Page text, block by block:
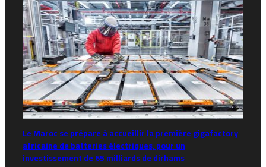
Le Maroc se prépare à accueillir la première gigafactory
africaine de batteries électriques, pour un
investissement de 65 milliards de dirhams